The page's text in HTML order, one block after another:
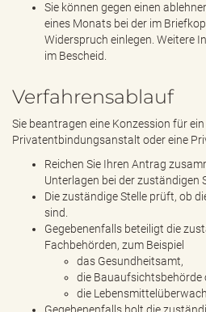
Sie können gegen einen
eines Monats bei der im
Widerspruch einlegen. Weitere
im Bescheid.
Verfahrensablauf
Sie beantragen eine Konzession für
Privatentbindungsanstalt oder eine
Reichen Sie Ihren Antrag
Unterlagen bei der zuständigen
Die zuständige Stelle prüft, ob
sind.
Gegebenenfalls beteiligt die
Fachbehörden, zum Beispiel
das Gesundheitsamt,
die Bauaufsichtsbehörde
die